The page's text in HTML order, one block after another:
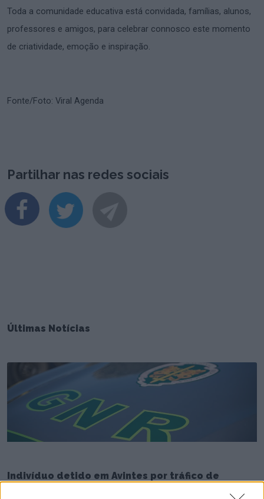
Toda a comunidade educativa está convidada, famílias, alunos,
professores e amigos, para celebrar connosco este momento
de criatividade, emoção e inspiração.
Fonte/Foto: Viral Agenda
Partilhar nas redes sociais
Últimas Notícias
Indivíduo detido em Avintes por tráfico de